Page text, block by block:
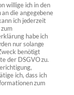
willige ich in den
die angegebene
ich jederzeit
habe ich
nur solange
benötigt
der DSGVO zu.
ich, dass ich
zum